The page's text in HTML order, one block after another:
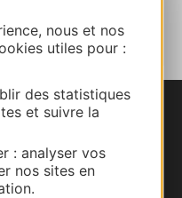
nous et nos
utiles pour :
des statistiques
et suivre la
: analyser vos
nos sites en